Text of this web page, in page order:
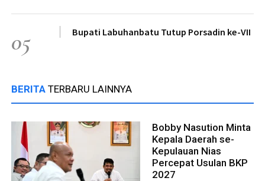
05 Bupati Labuhanbatu Tutup Porsadin ke-VII
BERITA TERBARU LAINNYA
Bobby Nasution Minta
Kepala Daerah se-
Kepulauan Nias
Percepat Usulan BKP
2027